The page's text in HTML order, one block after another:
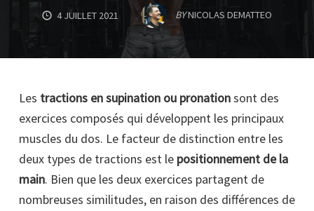
4 JUILLET 2021 BYNICOLAS DEMATTEO
Les tractions en supination ou pronationsont des
exercices composés qui développent les principaux
muscles du dos. Le facteur de distinction entre les
deux types de tractions est le positionnement de la
main. Bien que les deux exercices partagent de
nombreuses similitudes, en raison des différences de